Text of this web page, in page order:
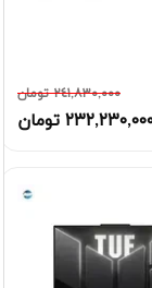
٢٤١,٨٣٠,٠٠٠ تومان
تومان